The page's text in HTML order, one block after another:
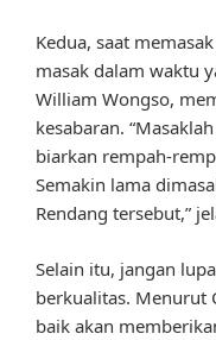
Kedua, saat
masak dalam waktu
William Wongso,
kesabaran.
biarkan rempah-
Semakin lama
Rendang tersebut,”
Selain itu, jangan
berkualitas. Menurut
baik akan